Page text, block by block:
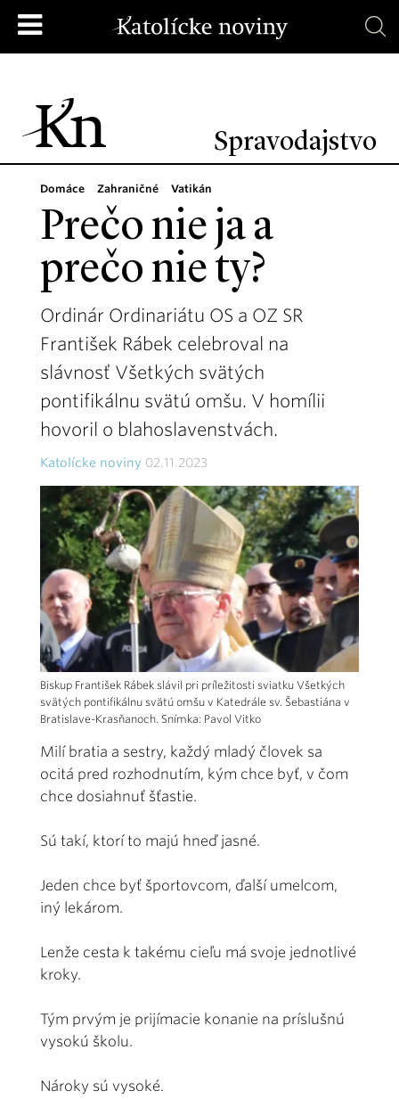
Spravodajstvo
Domáce Zahraničné Vatikán
Prečo nie ja a
prečo nie ty?
Ordinár Ordinariátu OS a OZ SR
František Rábek celebroval na
slávnosť Všetkých svätých
pontifikálnu svätú omšu. V homílii
hovoril o blahoslavenstvách.
Katolícke noviny 02.11.2023
Biskup František Rábek slávil pri príležitosti sviatku Všetkých
svätých pontifikálnu svätú omšu v Katedrále sv. Šebastiána v
Bratislave-Krasňanoch. Snímka: Pavol Vitko
Milí bratia a sestry, každý mladý človek sa
ocitá pred rozhodnutím, kým chce byť, v čom
chce dosiahnuť šťastie.
Sú takí, ktorí to majú hneď jasné.
Jeden chce byť športovcom, ďalší umelcom,
iný lekárom.
Lenže cesta k takému cieľu má svoje jednotlivé
kroky.
Tým prvým je prijímacie konanie na príslušnú
vysokú školu.
Nároky sú vysoké.